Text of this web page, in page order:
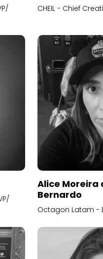
CHEIL - Chief
Alice
Bernardo
Octagon Latam -